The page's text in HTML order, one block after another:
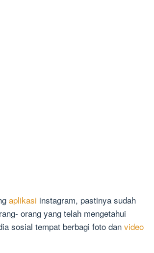
aplikasi instagram, pastinya sudah
orang yang telah mengetahui
sosial tempat berbagi foto dan video